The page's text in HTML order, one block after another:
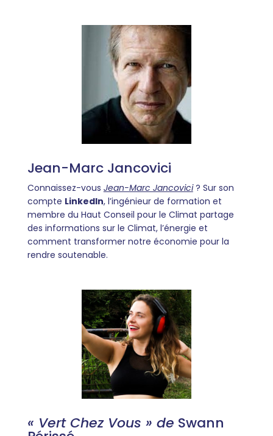
Jean-Marc Jancovici
Connaissez-vous Jean-Marc Jancovici? Sur son
compte LinkedIn, l’ingénieur de formation et
membre du Haut Conseil pour le Climat partage
des informations sur le Climat, l’énergie et
comment transformer notre économie pour la
rendre soutenable.
« Vert Chez Vous » de Swann